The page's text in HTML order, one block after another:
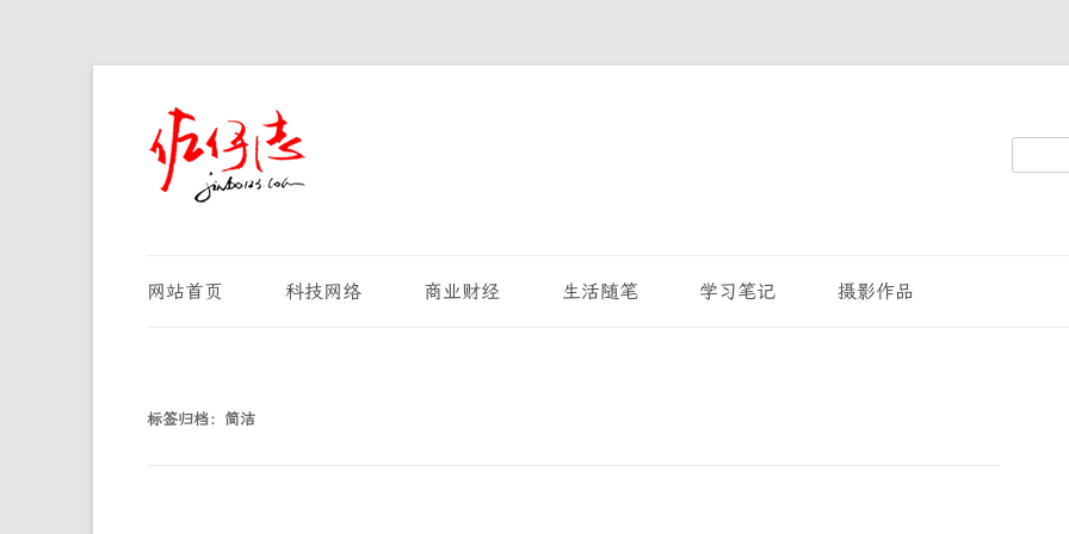
搜
网站首页 科技网络 商业财经 生活随笔 学习笔记 摄影作品
标签归档： 简洁